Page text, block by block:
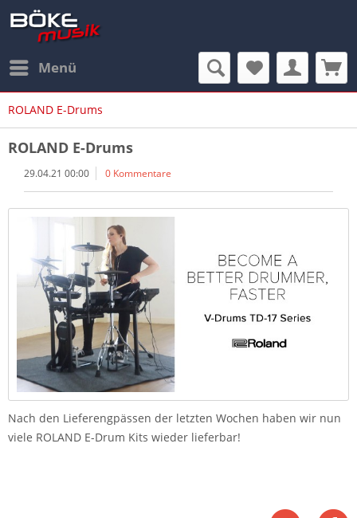
Menü
ROLAND E-Drums
ROLAND E-Drums
29.04.21 00:00 0 Kommentare
Nach den Lieferengpässen der letzten Wochen haben wir nun
viele ROLAND E-Drum Kits wieder lieferbar!